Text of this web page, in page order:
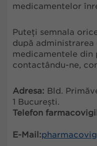
medicamentelor
Puteți semnala
după administrarea
medicamentele
contactându-ne,
Adresa: Bld.
1 București.
Telefon
E-Mail: